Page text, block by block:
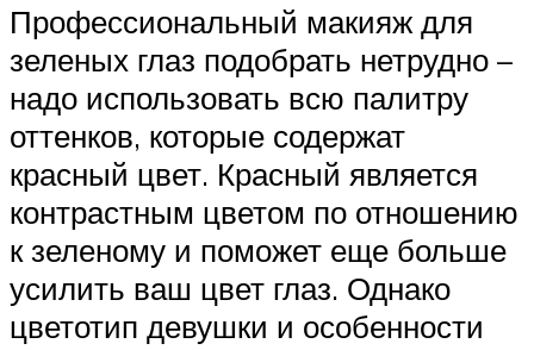
Профессиональный макияж для
зеленых глаз подобрать нетрудно –
надо использовать всю палитру
оттенков, которые содержат
красный цвет. Красный является
контрастным цветом по отношению
к зеленому и поможет еще больше
усилить ваш цвет глаз. Однако
цветотип девушки и особенности